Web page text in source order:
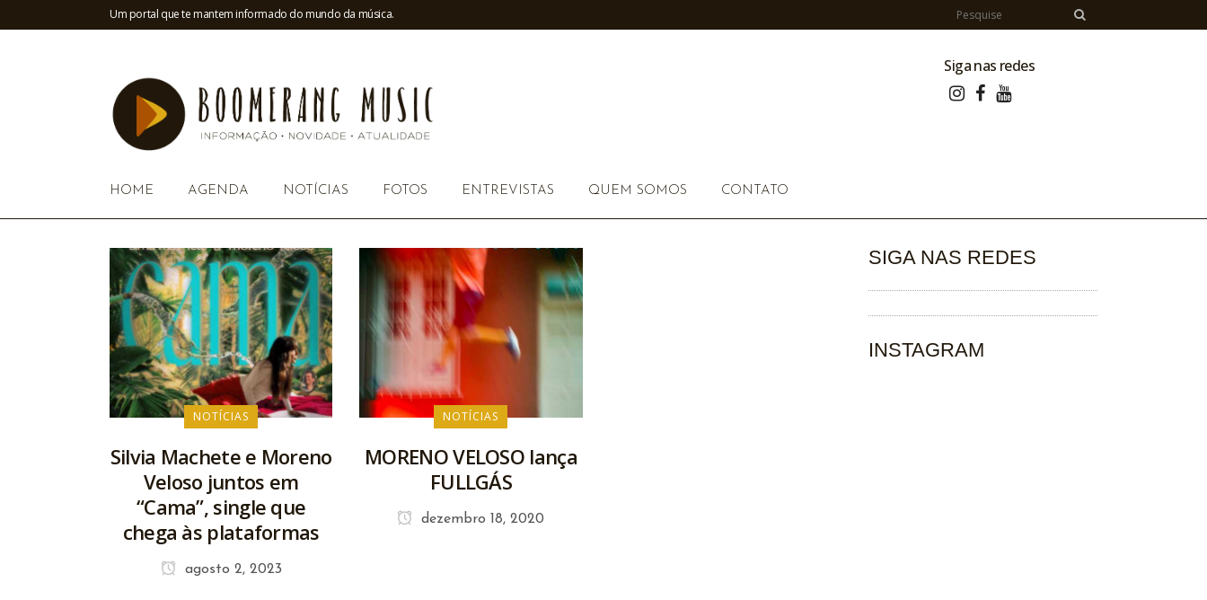
Um portal que te mantem informado do mundo da música.
Siga nas redes
HOME AGENDA NOTÍCIAS FOTOS ENTREVISTAS QUEM SOMOS CONTATO
NOTÍCIAS
Silvia Machete e Moreno
Veloso juntos em
“Cama”, single que
chega às plataformas
agosto 2, 2023
NOTÍCIAS
MORENO VELOSO lança
FULLGÁS
dezembro 18, 2020
SIGA NAS REDES
INSTAGRAM